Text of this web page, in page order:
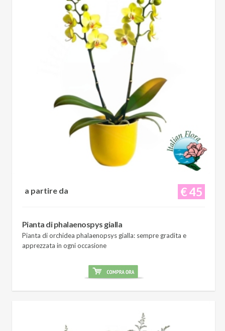
€ 45
a partire da
Pianta di phalaenospys gialla
Pianta di orchidea phalaenopsys gialla: sempre gradita e
apprezzata in ogni occasione